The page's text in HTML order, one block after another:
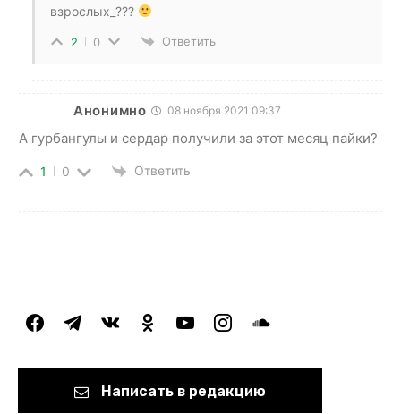
взрослых_???
2 0 Ответить
Анонимно 08 ноября 2021 09:37
А гурбангулы и сердар получили за этот месяц пайки?
1 0 Ответить
facebooktelegramvkontakteodnoklassniki
youtubeinstagramsoundcloud
Написать в редакцию